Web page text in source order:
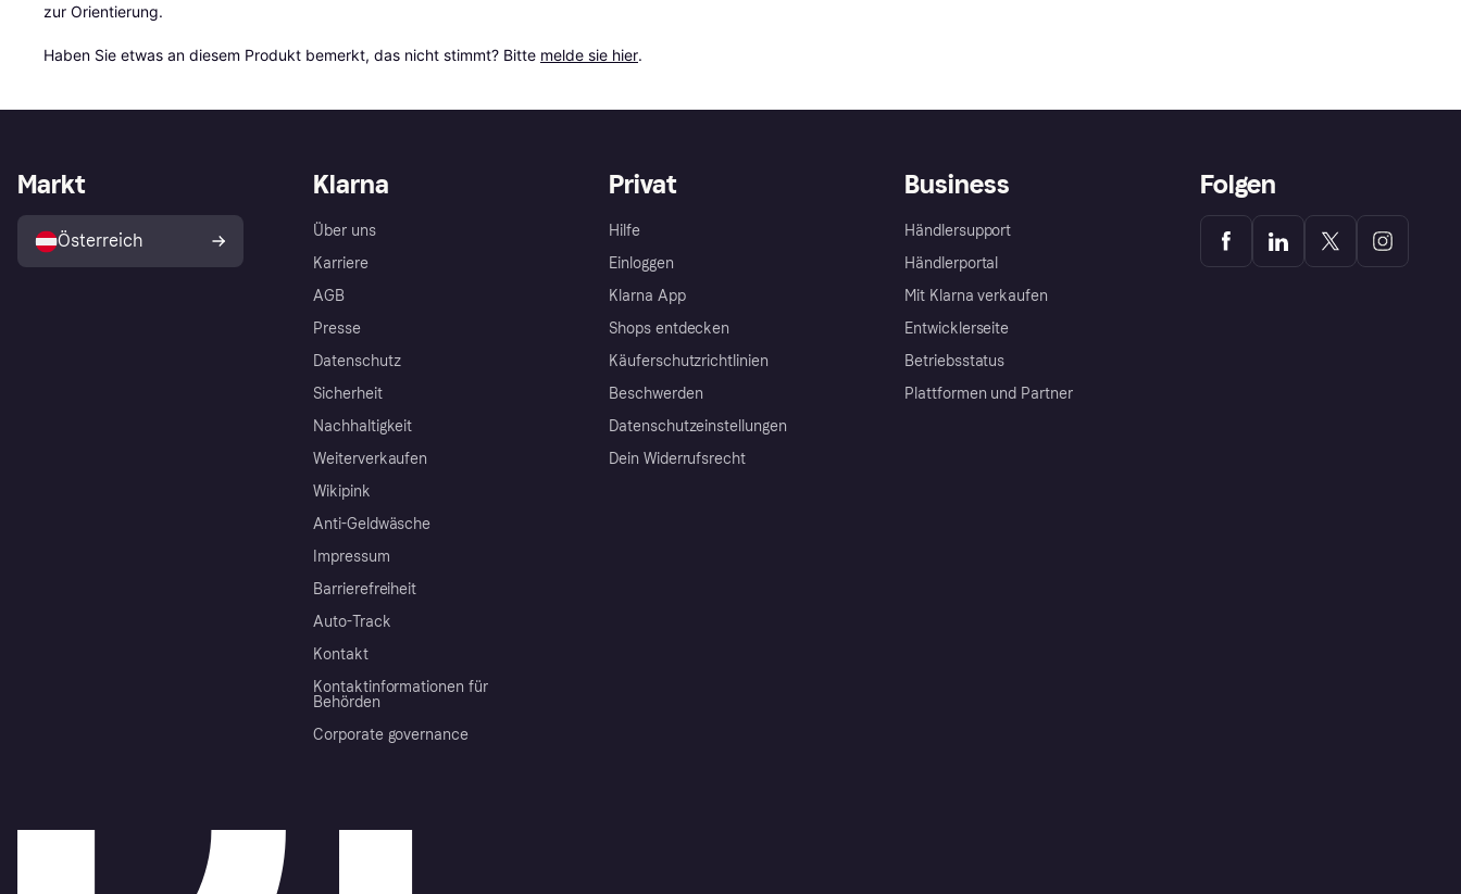
zur Orientierung.
Haben Sie etwas an diesem Produkt bemerkt, das nicht stimmt? Bitte melde sie hier.
Klarna
Über uns
Karriere
AGB
Presse
Datenschutz
Sicherheit
Nachhaltigkeit
Weiterverkaufen
Wikipink
Anti-Geldwäsche
Impressum
Barrierefreiheit
Auto-Track
Kontakt
Kontaktinformationen für
Behörden
Corporate governance
Privat
Hilfe
Einloggen
Klarna App
Shops entdecken
Käuferschutzrichtlinien
Beschwerden
Datenschutzeinstellungen
Dein Widerrufsrecht
Business
Händlersupport
Händlerportal
Mit Klarna verkaufen
Entwicklerseite
Betriebsstatus
Plattformen und Partner
Markt
Österreich
Folgen